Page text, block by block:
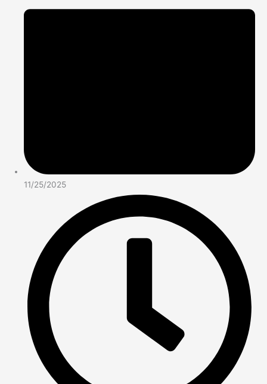
11/25/2025